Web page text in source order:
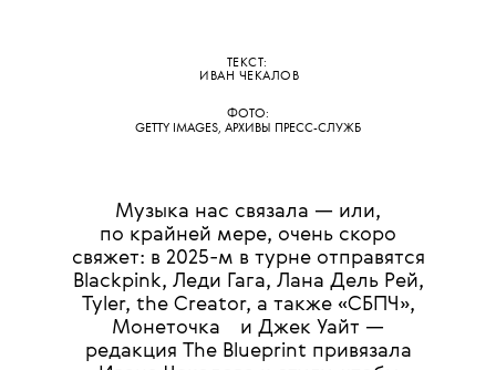
ТЕКСТ:
ИВАН ЧЕКАЛОВ
ФОТО:
GETTY IMAGES, АРХИВЫ ПРЕСС-СЛУЖБ
Музыка нас связала — или,
по крайней мере, очень скоро
свяжет: в 2025-м в турне отправятся
Blackpink, Леди Гага, Лана Дель Рей,
Tyler, the Creator, а также «СБПЧ»,
Монеточка
и Джек Уайт —
редакция The Blueprint привязала